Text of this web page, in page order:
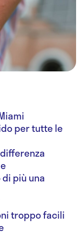
per tutte le
più una
troppo facili